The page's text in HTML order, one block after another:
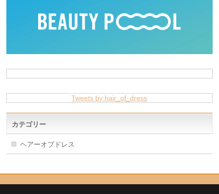
Tweets by hair_of_dress
カテゴリー
ヘアーオブドレス